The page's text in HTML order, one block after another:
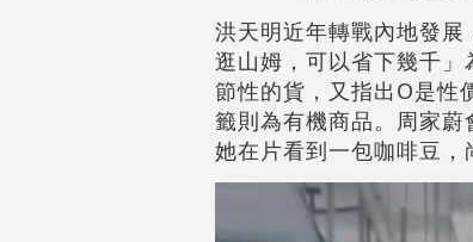
洪天明近年轉戰內地發
逛山姆，可以省下幾千
節性的貨，又指出O是性
籤則為有機商品。周家蔚
她在片看到一包咖啡豆，